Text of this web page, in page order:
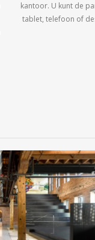
kantoor. U kunt de
tablet, telefoon of